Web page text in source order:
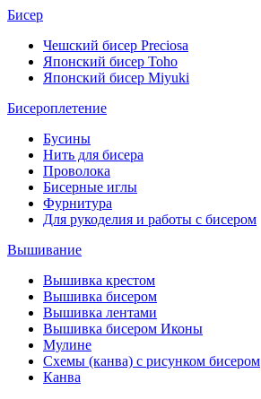
Бисер
Чешский бисер Preciosa
Японский бисер Toho
Японский бисер Miyuki
Бисероплетение
Бусины
Нить для бисера
Проволока
Бисерные иглы
Фурнитура
Для рукоделия и работы с бисером
Вышивание
Вышивка крестом
Вышивка бисером
Вышивка лентами
Вышивка бисером Иконы
Мулине
Схемы (канва) с рисунком бисером
Канва